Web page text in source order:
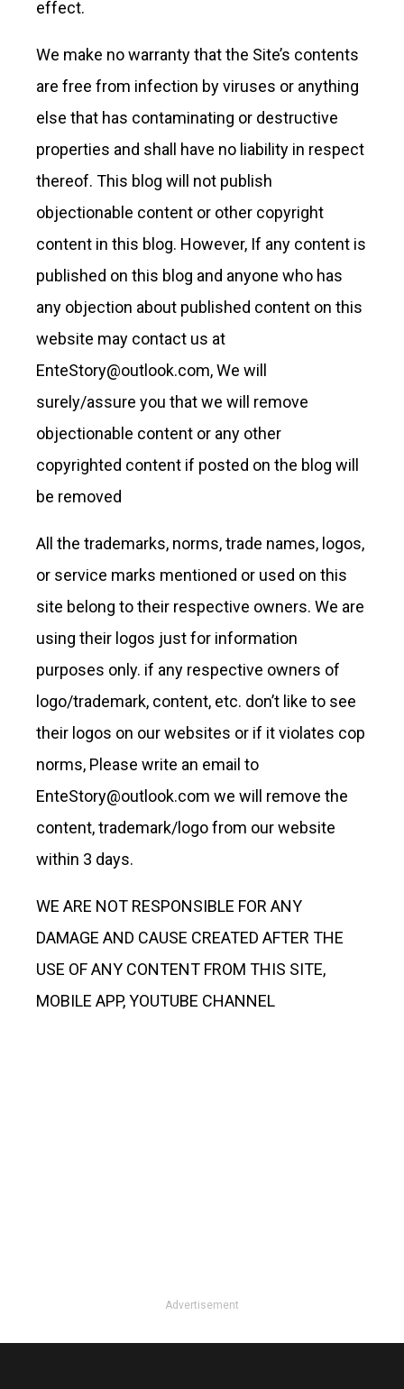
effect.
We make no warranty that the Site’s contents
are free from infection by viruses or anything
else that has contaminating or destructive
properties and shall have no liability in respect
thereof. This blog will not publish
objectionable content or other copyright
content in this blog. However, If any content is
published on this blog and anyone who has
any objection about published content on this
website may contact us at
EnteStory@outlook.com, We will
surely/assure you that we will remove
objectionable content or any other
copyrighted content if posted on the blog will
be removed
All the trademarks, norms, trade names, logos,
or service marks mentioned or used on this
site belong to their respective owners. We are
using their logos just for information
purposes only. if any respective owners of
logo/trademark, content, etc. don’t like to see
their logos on our websites or if it violates cop
norms, Please write an email to
EnteStory@outlook.com we will remove the
content, trademark/logo from our website
within 3 days.
WE ARE NOT RESPONSIBLE FOR ANY
DAMAGE AND CAUSE CREATED AFTER THE
USE OF ANY CONTENT FROM THIS SITE,
MOBILE APP, YOUTUBE CHANNEL
Advertisement